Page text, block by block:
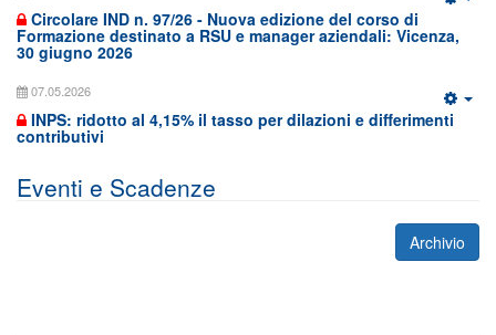
Circolare IND n. 97/26 - Nuova edizione del corso di
Formazione destinato a RSU e manager aziendali: Vicenza,
30 giugno 2026
07.05.2026
INPS: ridotto al 4,15% il tasso per dilazioni e differimenti
contributivi
Eventi e Scadenze
Archivio